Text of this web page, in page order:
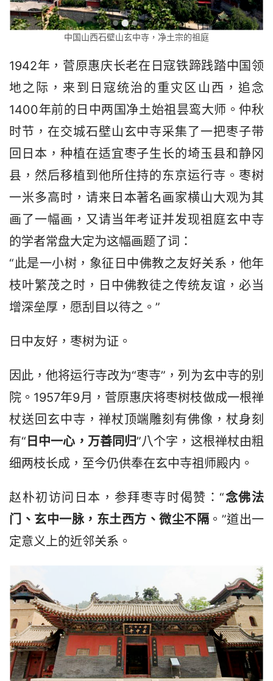
中国山西石壁山玄中寺，净土宗的祖庭
1942年，菅原惠庆长老在日寇铁蹄践踏中国领
地之际，来到日寇统治的重灾区山西，追念
1400年前的日中两国净土始祖昙鸾大师。仲秋
时节，在交城石壁山玄中寺采集了一把枣子带
回日本，种植在适宜枣子生长的埼玉县和静冈
县，然后移植到他所住持的东京运行寺。枣树
一米多高时，请来日本著名画家横山大观为其
画了一幅画，又请当年考证并发现祖庭玄中寺
的学者常盘大定为这幅画题了词：
“此是一小树，象征日中佛教之友好关系，他年
枝叶繁茂之时，日中佛教徒之传统友谊，必当
增深垒厚，愿刮目以待之。”
日中友好，枣树为证。
因此，他将运行寺改为“枣寺”，列为玄中寺的别
院。1957年9月，菅原惠庆将枣树枝做成一根禅
杖送回玄中寺，禅杖顶端雕刻有佛像，杖身刻
有“ 日中一心，万善同归”八个字，这根禅杖由粗
细两枝长成，至今仍供奉在玄中寺祖师殿内。
赵朴初访问日本，参拜枣寺时偈赞：“念佛法
门、玄中一脉，东土西方、微尘不隔 。”道出一
定意义上的近邻关系。